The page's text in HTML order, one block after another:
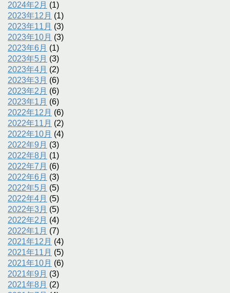
2024年2月 (1)
2023年12月 (1)
2023年11月 (3)
2023年10月 (3)
2023年6月 (1)
2023年5月 (3)
2023年4月 (2)
2023年3月 (6)
2023年2月 (6)
2023年1月 (6)
2022年12月 (6)
2022年11月 (2)
2022年10月 (4)
2022年9月 (3)
2022年8月 (1)
2022年7月 (6)
2022年6月 (3)
2022年5月 (5)
2022年4月 (5)
2022年3月 (5)
2022年2月 (4)
2022年1月 (7)
2021年12月 (4)
2021年11月 (5)
2021年10月 (6)
2021年9月 (3)
2021年8月 (2)